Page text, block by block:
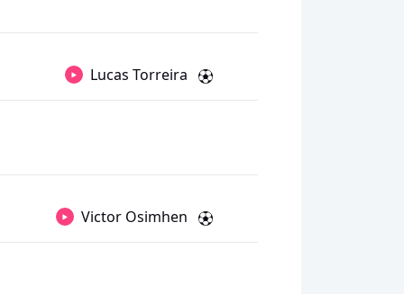
Lucas Torreira
Victor Osimhen